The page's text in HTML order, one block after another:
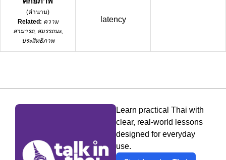
(คำนาม)
Related: ความ
สามารถ, สมรรถนะ,
ประสิทธิภาพ
latency
Learn practical Thai with
clear, real-world lessons
designed for everyday
use.